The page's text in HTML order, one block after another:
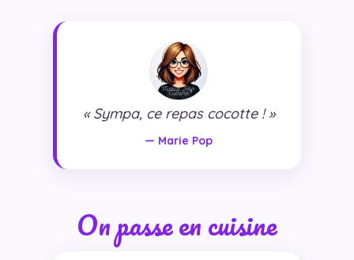
« Sympa, ce repas cocotte ! »
— Marie Pop
On passe en cuisine